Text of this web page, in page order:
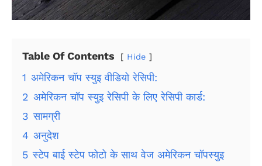
Table Of Contents Hide
1 अमेरिकन चॉप स्युइ वीडियो रेसिपी:
2 अमेरिकन चॉप स्युइ रेसिपी के लिए रेसिपी कार्ड:
3 सामग्री
4 अनुदेश
5 स्टेप बाई स्टेप फोटो के साथ वेज अमेरिकन चॉपस्युइ